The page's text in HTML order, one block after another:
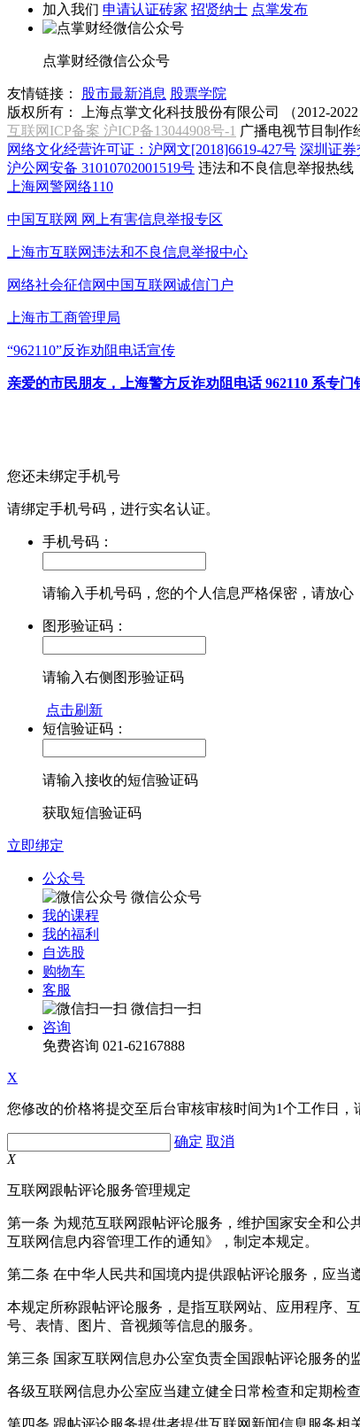
加入我们 申请认证砖家 招贤纳士 点掌发布
点掌财经微信公众号
友情链接： 股市最新消息 股票学院
版权所有：
上海点掌文化科技股份有限公司 （2012-2022
互联网ICP备案 沪ICP备13044908号-1 广播电视节目制作
网络文化经营许可证：沪网文[2018]6619-427号 深圳证券
沪公网安备 31010702001519号 违法和不良信息举报热线
上海网警网络110
中国互联网 网上有害信息举报专区
上海市互联网违法和不良信息举报中心
网络社会征信网中国互联网诚信门户
上海市工商管理局
“962110”反诈劝阻电话宣传
亲爱的市民朋友，上海警方反诈劝阻电话 962110 系专
您还未绑定手机号
请绑定手机号码，进行实名认证。
手机号码：
请输入手机号码，您的个人信息严格保密，请放心
图形验证码：
请输入右侧图形验证码
点击刷新
短信验证码：
请输入接收的短信验证码
获取短信验证码
立即绑定
公众号
微信公众号
我的课程
我的福利
自选股
购物车
客服
微信扫一扫
咨询
免费咨询 021-62167888
X
您修改的价格将提交至后台审核审核时间为1个工作日，
确定 取消
X
互联网跟帖评论服务管理规定
第一条 为规范互联网跟帖评论服务，维护国家安全和
互联网信息内容管理工作的通知》，制定本规定。
第二条 在中华人民共和国境内提供跟帖评论服务，应当
本规定所称跟帖评论服务，是指互联网站、应用程序、
号、表情、图片、音视频等信息的服务。
第三条 国家互联网信息办公室负责全国跟帖评论服务的
各级互联网信息办公室应当建立健全日常检查和定期检
第四条 跟帖评论服务提供者提供互联网新闻信息服务相